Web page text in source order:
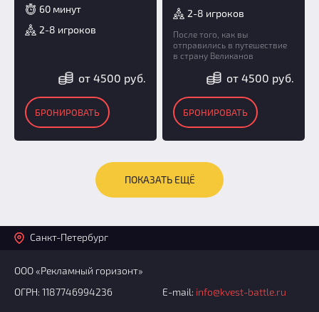
60 минут
2-8 игроков
от 4500 руб.
БРОНИРОВАТЬ
2-8 игроков
После того, как вы
отправились в путешествие
в страну Великанов
от 4500 руб.
БРОНИРОВАТЬ
ПОКАЗАТЬ ЕЩЁ
Санкт-Петербург
ООО «Рекламный горизонт»
ОГРН: 1187746994236
E-mail: info@kvest-battle.ru